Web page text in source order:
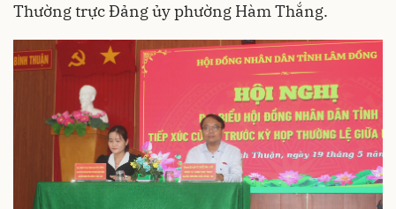
Thường trực Đảng ủy phường Hàm Thắng.